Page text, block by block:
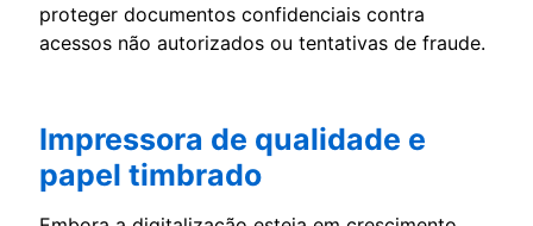
proteger documentos confidenciais contra
acessos não autorizados ou tentativas de fraude.
Impressora de qualidade e
papel timbrado